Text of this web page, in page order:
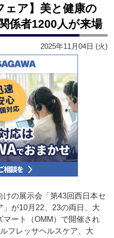
ェア】美と健康の
係者1200人が来場
2025年11月04日 (火)
の展示会「第43回西日本セ
」が10月22、23の両日、大
マート（OMM）で開催され
フレッサヘルスケア、大